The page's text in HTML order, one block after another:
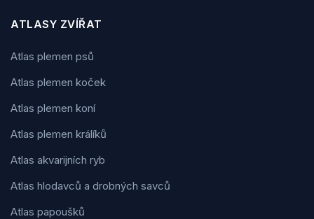
ATLASY ZVÍŘAT
Atlas plemen psů
Atlas plemen koček
Atlas plemen koní
Atlas plemen králíků
Atlas akvarijních ryb
Atlas hlodavců a drobných savců
Atlas papoušků